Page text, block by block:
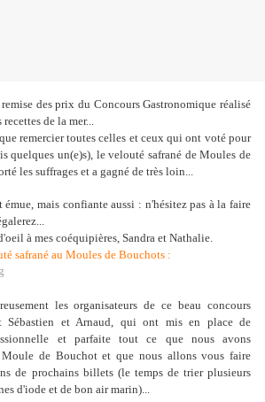
des prix du Concours Gastronomique réalisé
de la mer...
remercier toutes celles et ceux qui ont voté pour
quelques un(e)s), le velouté safrané de Moules de
les suffrages et a gagné de très loin...
émue, mais confiante aussi : n'hésitez pas à la faire
à mes coéquipières, Sandra et Nathalie.
safrané au Moules de Bouchots :
les organisateurs de ce beau concours
Sébastien et Arnaud, qui ont mis en place de
et parfaite tout ce que nous avons
de Bouchot et que nous allons vous faire
de prochains billets (le temps de trier plusieurs
d'iode et de bon air marin)...